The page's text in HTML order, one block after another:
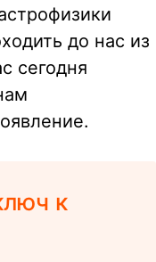
до нас из
сегодня
к